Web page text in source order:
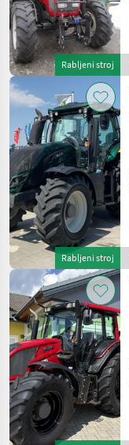
Rabljeni stroj
Rabljeni stroj